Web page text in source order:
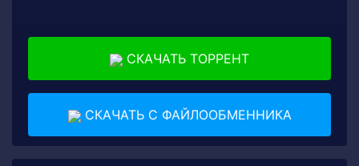
СКАЧАТЬ ТОРРЕНТ
СКАЧАТЬ С ФАЙЛООБМЕННИКА